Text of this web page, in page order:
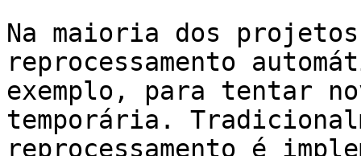
Na maioria dos
reprocessamento
exemplo, para tentar
temporária.
reprocessamento é